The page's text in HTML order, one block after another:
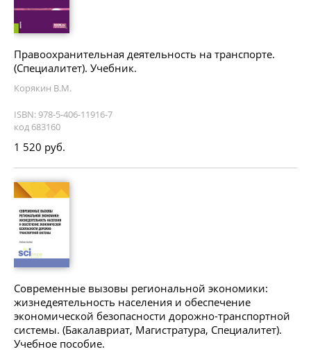
Правоохранительная деятельность на транспорте.
(Специалитет). Учебник.
Корякин В.М.
ISBN: 978-5-406-11916-7
код 683160
1 520 руб.
Современные вызовы региональной экономики:
жизнедеятельность населения и обеспечение
экономической безопасности дорожно-транспортной
системы. (Бакалавриат, Магистратура, Специалитет).
Учебное пособие.